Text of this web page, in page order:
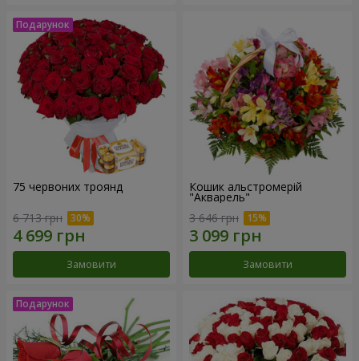
75 червоних троянд
6 713 грн
Замовити
Кошик альстромерій
"Акварель"
3 646 грн
Замовити